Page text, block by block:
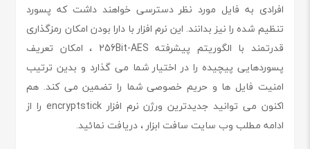
افرادی به فایل مورد نظر دسترسی خواهند داشت که پسورد
تنظیم شده را نیز بدانند. این نرم افزار با دارا بودن امکان رمزگذاری
قدرتمند با الگوریتم پیشرفته 256Bit-AES ، امکان تعریف
پسوردهایی پیچیده را در اختیار شما می گذارد و بدین ترتیب
امنیت فایل ها و حریم خصوصی شما را تضمین می کند. هم
اکنون می توانید جدیدترین ورژن نرم افزار encryptstick را از
ادامه مطلب وب سایت سافت ابزار ، دریافت نمائید.